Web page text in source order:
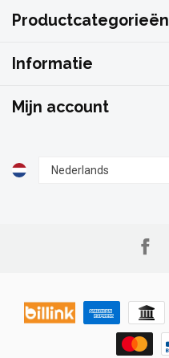
Productcategorieën
Informatie
Mijn account